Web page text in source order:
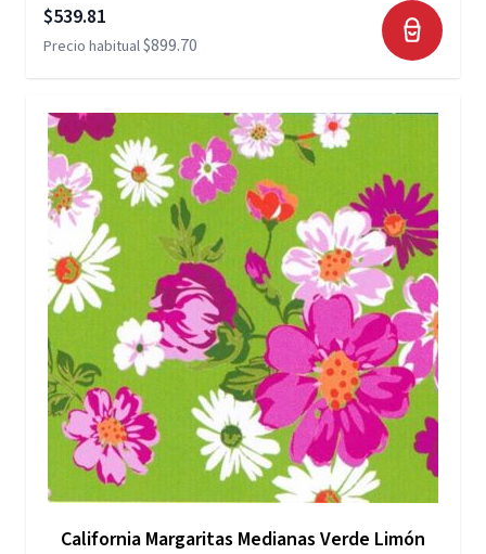
Precio especial
$539.81
Precio habitual$899.70
California Margaritas Medianas Verde Limón